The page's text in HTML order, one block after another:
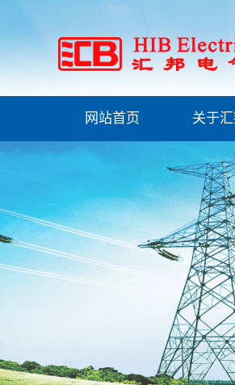
网站首页 关于
联系
资质
产品
ESG(环境、
理)报